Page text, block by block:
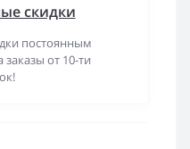
скидки
постоянным
от 10-ти